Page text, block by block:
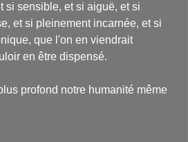
si sensible, et si aiguë, et si
et si pleinement incarnée, et si
que l'on en viendrait
en être dispensé.
profond notre humanité même